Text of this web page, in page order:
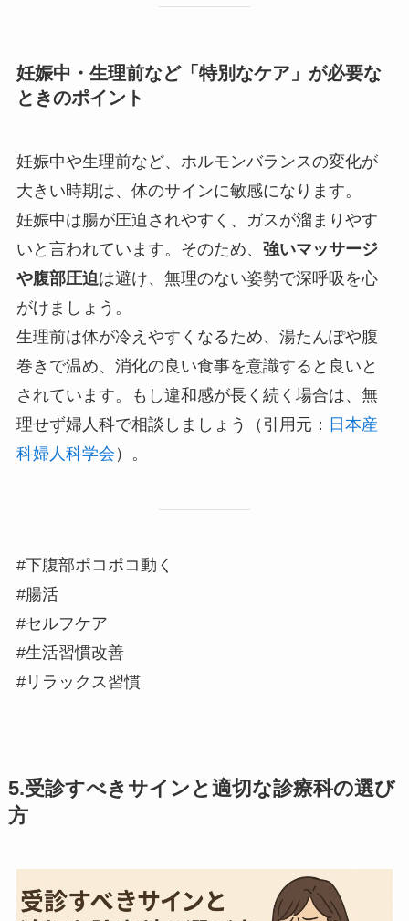
妊娠中・生理前など「特別なケア」が必要な
ときのポイント
妊娠中や生理前など、ホルモンバランスの変化が
大きい時期は、体のサインに敏感になります。
妊娠中は腸が圧迫されやすく、ガスが溜まりやす
いと言われています。そのため、 強いマッサージ
や腹部圧迫は避け、無理のない姿勢で深呼吸を心
がけましょう。
生理前は体が冷えやすくなるため、湯たんぽや腹
巻きで温め、消化の良い食事を意識すると良いと
されています。もし違和感が長く続く場合は、無
理せず婦人科で相談しましょう（引用元： 日本産
科婦人科学会 ）。
#下腹部ポコポコ動く
#腸活
#セルフケア
#生活習慣改善
#リラックス習慣
5.受診すべきサインと適切な診療科の選び
方